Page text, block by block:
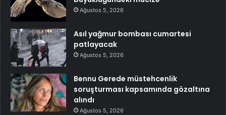
Ağustos 5, 2026
Asıl yağmur bombası cumartesi
patlayacak
Ağustos 5, 2026
Bennu Gerede müstehcenlik
soruşturması kapsamında gözaltına
alındı
Ağustos 5, 2026